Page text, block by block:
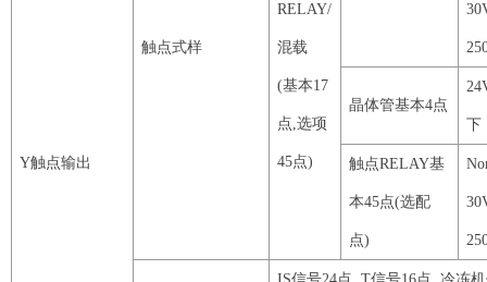
Y触点输出
触点式样
RELAY/
混载
(基本17
点,选项
45点)
晶体管基本4点
下
触点RELAY基
本45点(选配
点)